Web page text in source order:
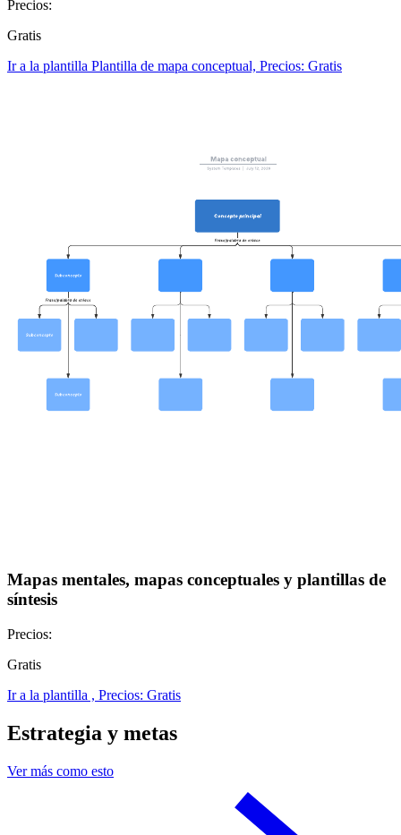
Precios:
Gratis
Ir a la plantilla Plantilla de mapa conceptual, Precios: Gratis
Mapas mentales, mapas conceptuales y plantillas de
síntesis
Precios:
Gratis
Ir a la plantilla , Precios: Gratis
Estrategia y metas
Ver más como esto